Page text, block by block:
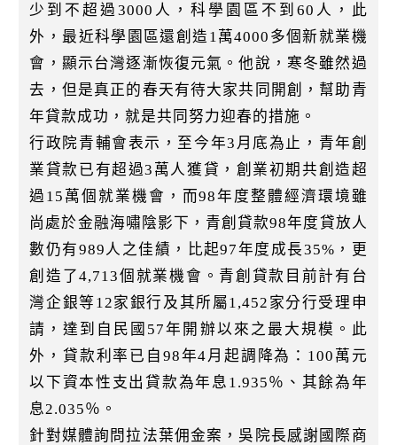
少到不超過3000人，科學園區不到60人，此
外，最近科學園區還創造1萬4000多個新就業機
會，顯示台灣逐漸恢復元氣。他說，寒冬雖然過
去，但是真正的春天有待大家共同開創，幫助青
年貸款成功，就是共同努力迎春的措施。
行政院青輔會表示，至今年3月底為止，青年創
業貸款已有超過3萬人獲貸，創業初期共創造超
過15萬個就業機會，而98年度整體經濟環境雖
尚處於金融海嘯陰影下，青創貸款98年度貸放人
數仍有989人之佳績，比起97年度成長35%，更
創造了4,713個就業機會。青創貸款目前計有台
灣企銀等12家銀行及其所屬1,452家分行受理申
請，達到自民國57年開辦以來之最大規模。此
外，貸款利率已自98年4月起調降為：100萬元
以下資本性支出貸款為年息1.935％、其餘為年
息2.035％。
針對媒體詢問拉法葉佣金案，吳院長感謝國際商